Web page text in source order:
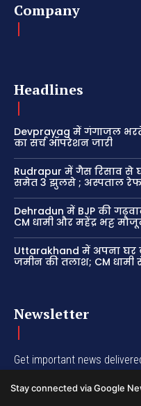
Company
Headlines
Devprayag में गंगाजल भरते
का सर्च ऑपरेशन जारी
Rudrapur में गैस रिसाव से
समेत 3 झुलसे ; अस्पताल
Dehradun में BJP की
CM धामी और महेंद्र भट्ट
Uttarakhand में अपना घर
जमीन की तलाश; CM धामी
Newsletter
Get important news
Stay connected via Google